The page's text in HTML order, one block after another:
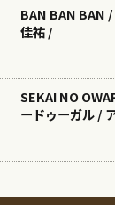
BAN BAN BAN
佳祐 /
SEKAI NO
ードゥーガル /